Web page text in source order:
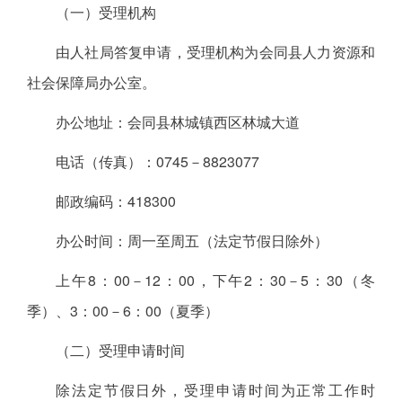
（一）受理机构
由人社局答复申请，受理机构为会同县人力资源和
社会保障局办公室。
办公地址：会同县林城镇西区林城大道
电话（传真）：0745－8823077
邮政编码：418300
办公时间：周一至周五（法定节假日除外）
上午8：00－12：00，下午2：30－5：30（冬
季）、3：00－6：00（夏季）
（二）受理申请时间
除法定节假日外，受理申请时间为正常工作时